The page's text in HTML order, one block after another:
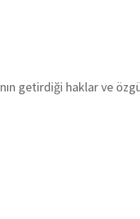
getirdiği haklar ve